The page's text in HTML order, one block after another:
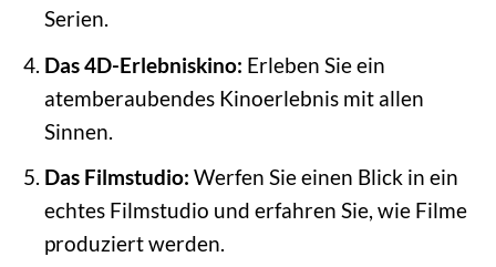
Serien.
Das 4D-Erlebniskino: Erleben Sie ein
atemberaubendes Kinoerlebnis mit allen
Sinnen.
Das Filmstudio: Werfen Sie einen Blick in ein
echtes Filmstudio und erfahren Sie, wie Filme
produziert werden.